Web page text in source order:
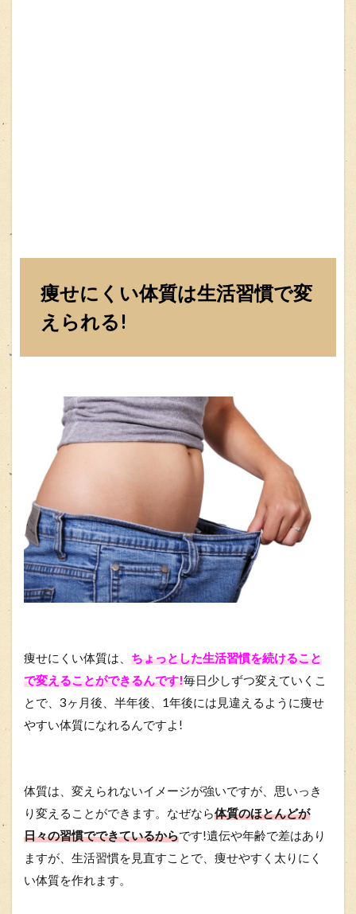
痩せにくい体質は生活習慣で変
えられる!
痩せにくい体質は、 ちょっとした生活習慣を続けること
で変えることができるんです!毎日少しずつ変えていくこ
とで、3ヶ月後、半年後、1年後には見違えるように痩せ
やすい体質になれるんですよ!
体質は、変えられないイメージが強いですが、思いっき
り変えることができます。なぜなら体質のほとんどが
日々の習慣でできているからです!遺伝や年齢で差はあり
ますが、生活習慣を見直すことで、痩せやすく太りにく
い体質を作れます。